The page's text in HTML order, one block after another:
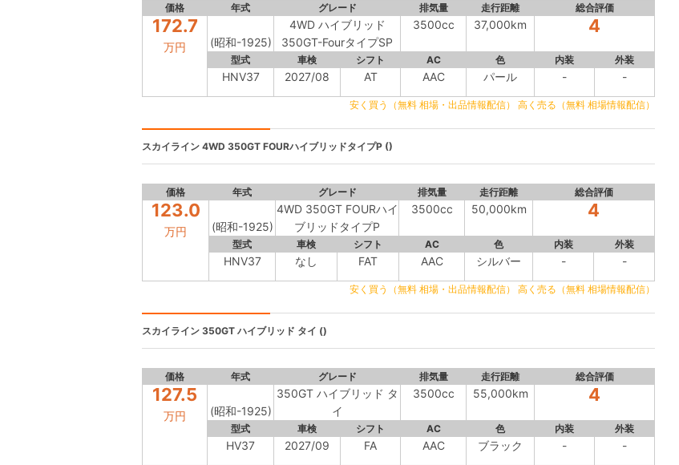
価格 年式 グレード 排気量 走行距離 総合評価
172.7
万円 (昭和-1925)
4WD ハイブリッド
350GT-FourタイプSP
3500cc 37,000km 4
型式 車検 シフト AC 色 内装 外装
HNV37 2027/08 AT AAC パール - -
安く買う（無料 相場・出品情報配信） 高く売る（無料 相場情報配信）
スカイライン 4WD 350GT FOURハイブリッドタイプP ()
価格 年式 グレード 排気量 走行距離 総合評価
123.0
万円 (昭和-1925)
4WD 350GT FOURハイ
ブリッドタイプP
3500cc 50,000km 4
型式 車検 シフト AC 色 内装 外装
HNV37 なし FAT AAC シルバー - -
安く買う（無料 相場・出品情報配信） 高く売る（無料 相場情報配信）
スカイライン 350GT ハイブリッド タイ ()
価格 年式 グレード 排気量 走行距離 総合評価
127.5
万円 (昭和-1925)
350GT ハイブリッド タ
イ
3500cc 55,000km 4
型式 車検 シフト AC 色 内装 外装
HV37 2027/09 FA AAC ブラック - -